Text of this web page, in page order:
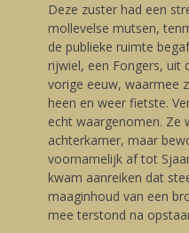
Deze zuster had een
mollevelse mutsen,
de publieke ruimte
rijwiel, een Fongers, uit
vorige eeuw, waarmee
heen en weer fietste.
echt waargenomen. Ze
achterkamer, maar
voornamelijk af tot
kwam aanreiken dat
maaginhoud van een
mee terstond na